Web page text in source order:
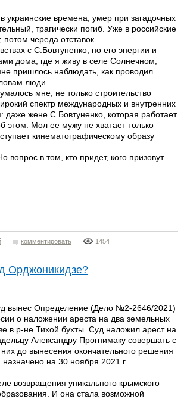
времена, умер при загадочных
трагически погиб. Уже в российские
череда отставок.
с С.Бовтуненко, но его энергии и
дома, где я живу в селе Солнечном,
пришлось наблюдать, как проводил
люди.
мне, не только строительство
спектр международных и внутренних
жене С.Бовтуненко, которая работает
этом. Мол ее мужу не хватает только
кинематографическому образу
в том, кто придет, кого призовут
комментировать 1454
Орджоникидзе?
вынес Определение (Дело №2-2646/2021)
о наложении ареста на два земельных
в р-не Тихой бухты. Суд наложил арест на
Александру Прогнимаку совершать с
до вынесения окончательного решения
на 30 ноября 2021 г.
возвращения уникального крымского
И она стала возможной